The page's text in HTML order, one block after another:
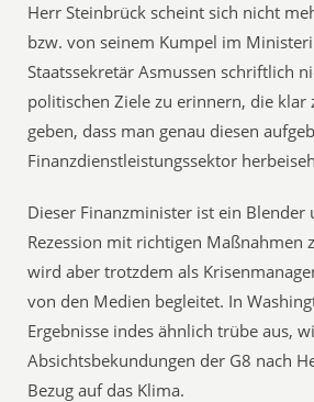
Herr Steinbrück scheint sich nicht
bzw. von seinem Kumpel im
Staatssekretär Asmussen schriftlich
politischen Ziele zu erinnern, die klar
geben, dass man genau diesen
Finanzdienstleistungssektor
Dieser Finanzminister ist ein Blender
Rezession mit richtigen Maßnahmen
wird aber trotzdem als
von den Medien begleitet. In
Ergebnisse indes ähnlich trübe aus,
Absichtsbekundungen der G8 nach
Bezug auf das Klima.